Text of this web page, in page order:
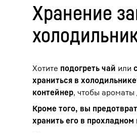
Хранение
Хотите подогреть чай или
храниться в
контейнер, чтобы ароматы
Кроме того, вы
хранить его в